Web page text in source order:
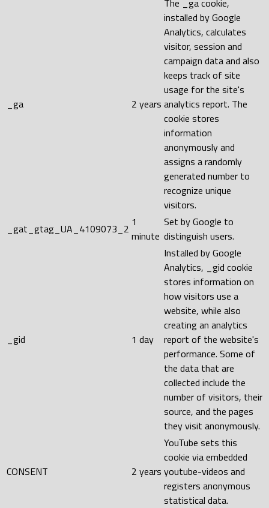
_ga 2 years
The _ga cookie,
installed by Google
Analytics, calculates
visitor, session and
campaign data and also
keeps track of site
usage for the site's
analytics report. The
cookie stores
information
anonymously and
assigns a randomly
generated number to
recognize unique
visitors.
_gat_gtag_UA_4109073_2 1
minute
Set by Google to
distinguish users.
_gid 1 day
Installed by Google
Analytics, _gid cookie
stores information on
how visitors use a
website, while also
creating an analytics
report of the website's
performance. Some of
the data that are
collected include the
number of visitors, their
source, and the pages
they visit anonymously.
CONSENT 2 years
YouTube sets this
cookie via embedded
youtube-videos and
registers anonymous
statistical data.